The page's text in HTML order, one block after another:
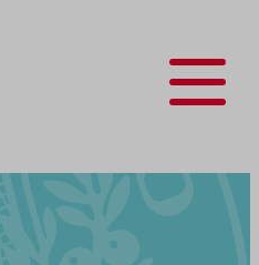
Menu